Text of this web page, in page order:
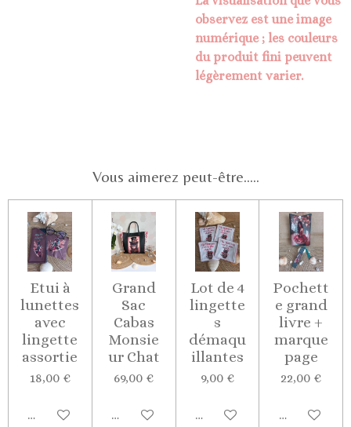
observez est une image
numérique ; les couleurs
du produit fini peuvent
légèrement varier.
Vous aimerez peut-être.....
Etui à
lunettes
avec
lingette
assortie
18,00 €
Ajouter au panier
Grand
Sac
Cabas
Monsie
ur Chat
69,00 €
Ajouter au panier
Lot de 4
lingette
s
démaqu
illantes
9,00 €
Ajouter au panier
Pochett
e grand
livre +
marque
page
22,00 €
Ajouter au